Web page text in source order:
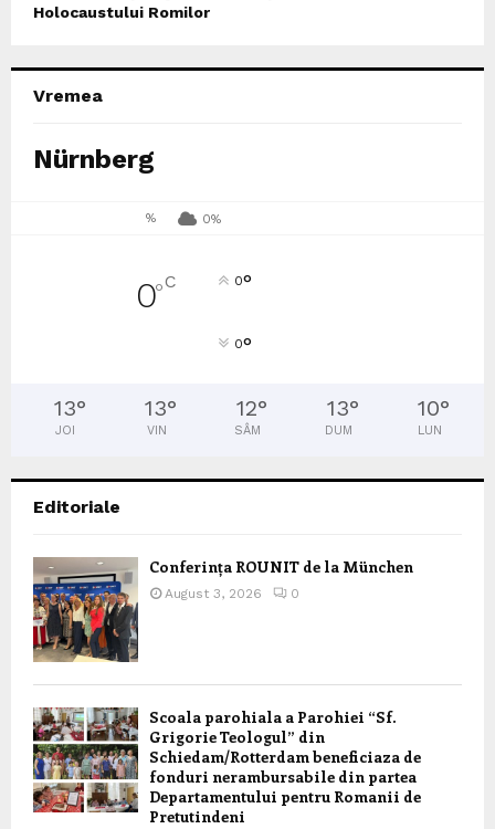
Holocaustului Romilor
Vremea
Nürnberg
% 0%
0°C 0°
0°
13°
JOI
13°
VIN
12°
SÂM
13°
DUM
10°
LUN
Editoriale
Conferința ROUNIT de la München
August 3, 2026 0
Scoala parohiala a Parohiei “Sf.
Grigorie Teologul” din
Schiedam/Rotterdam beneficiaza de
fonduri nerambursabile din partea
Departamentului pentru Romanii de
Pretutindeni